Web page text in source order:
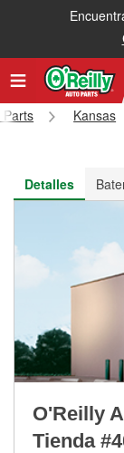
Recibe tu
Parts Kansas
Detalles
O'Reilly
Tienda